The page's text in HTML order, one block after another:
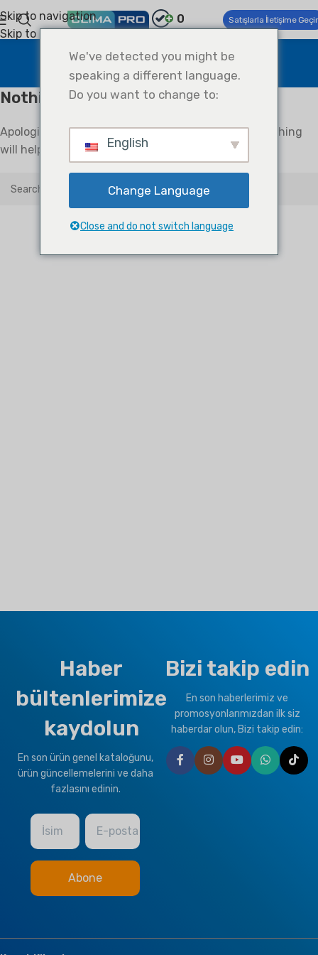
Skip to navigation
Skip to main content
0 Satışlarla İletişime
Uncategorized
Home Archive by Category "Uncategorized"
Nothing Found
Apologies, but no results were found. Perhaps searching
will help find a related post.
Haber
bültenlerimize
kaydolun
En son ürün genel kataloğunu,
ürün güncellemelerini ve daha
fazlasını edinin.
İsim E-posta
Bizi takip edin
En son haberlerimiz ve
promosyonlarımızdan ilk siz
haberdar olun, Bizi takip edin:
We've detected you might be
speaking a different language.
Do you want to change to:
English
Change Language
Close and do not switch language